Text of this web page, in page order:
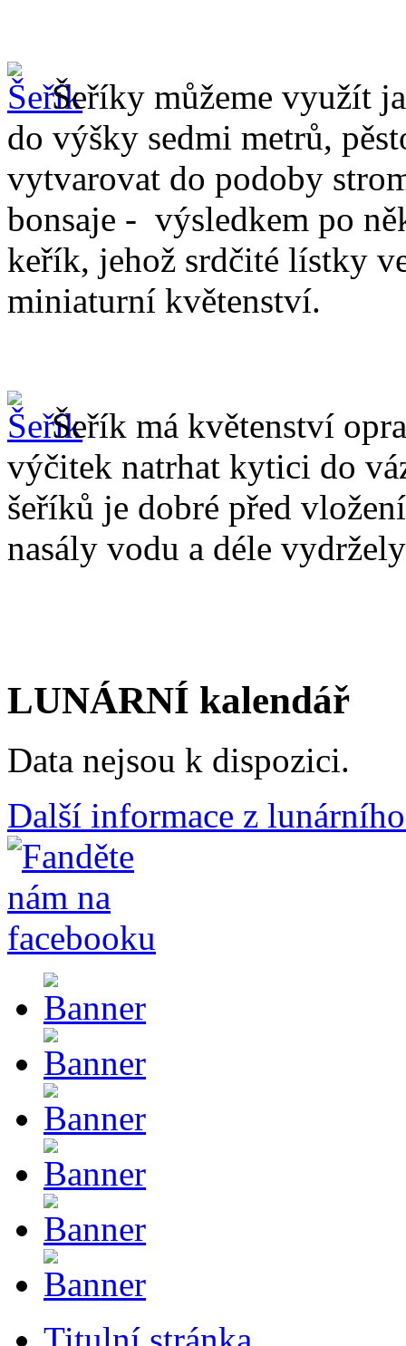
Šeříky můžeme využít
do výšky sedmi metrů,
vytvarovat do podoby
bonsaje - výsledkem po
keřík, jehož srdčité lístky
miniaturní květenství.
Šeřík má květenství
výčitek natrhat kytici do
šeříků je dobré před
nasály vodu a déle
LUNÁRNÍ kalendář
Data nejsou k dispozici.
Další informace z